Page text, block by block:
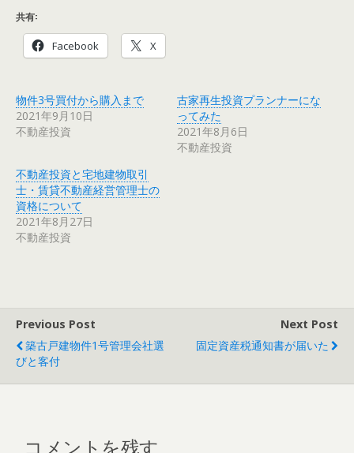
共有:
Facebook X
物件3号買付から購入まで
2021年9月10日
不動産投資
古家再生投資プランナーにな
ってみた
2021年8月6日
不動産投資
不動産投資と宅地建物取引
士・賃貸不動産経営管理士の
資格について
2021年8月27日
不動産投資
Previous Post
築古戸建物件1号管理会社選
びと客付
Next Post
固定資産税通知書が届いた
コメントを残す